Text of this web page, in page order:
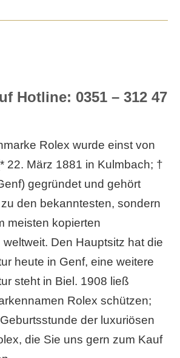
Hotline: 0351 – 312 47
Rolex wurde einst von
22. März 1881 in Kulmbach; †
gegründet und gehört
den bekanntesten, sondern
meisten kopierten
Den Hauptsitz hat die
heute in Genf, eine weitere
steht in Biel. 1908 ließ
Rolex schützen;
der luxuriösen
die Sie uns gern zum Kauf